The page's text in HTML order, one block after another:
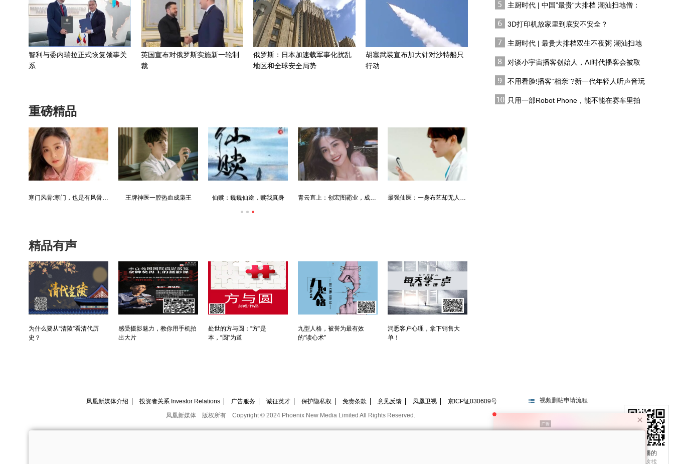
默的加沙”
中外法学专家齐聚香港，
用事实与法理揭露“南海仲
联合国结构性困境：办公
太多闲人
日本熊本强震38人死亡 余
智利与委内瑞拉正式恢复领事关
系
英国宣布对俄罗斯实施新一轮制
裁
俄罗斯：日本加速载军事化扰乱
地区和全球安全局势
胡塞武装宣布加大针对沙特船只
行动
重磅精品
寒门风骨:寒门，也是有风骨的！ 王牌神医一腔热血成枭王 仙赎：巍巍仙途，赎我真身 青云直上：创宏图霸业，成人生赢家 最强仙医：一身布艺却无人不识
精品有声
为什么要从“清陵”看清代历
史？
感受摄影魅力，教你用手机拍
出大片
处世的方与圆：“方”是
本，“圆”为道
九型人格，被誉为最有效
的“读心术”
洞悉客户心理，拿下销售大
单！
主厨时代 | 中国”最贵“大排档 潮汕扫地僧：
3D打印机放家里到底安不安全？
主厨时代 | 最贵大排档双生不夜粥 潮汕扫地
对谈小宇宙播客创始人，AI时代播客会被取
不用看脸!播客“相亲”?新一代年轻人听声音玩
只用一部Robot Phone，能不能在赛车里拍
凤凰新媒体介绍 投资者关系 Investor Relations 广告服务 诚征英才 保护隐私权 免责条款 意见反馈 凤凰卫视
京ICP证030609号
凤凰新媒体
版权所有 Copyright © 2024 Phoenix New Media Limited All Rights Reserved.
视频删帖申请流程
电视不播的
真相在这找